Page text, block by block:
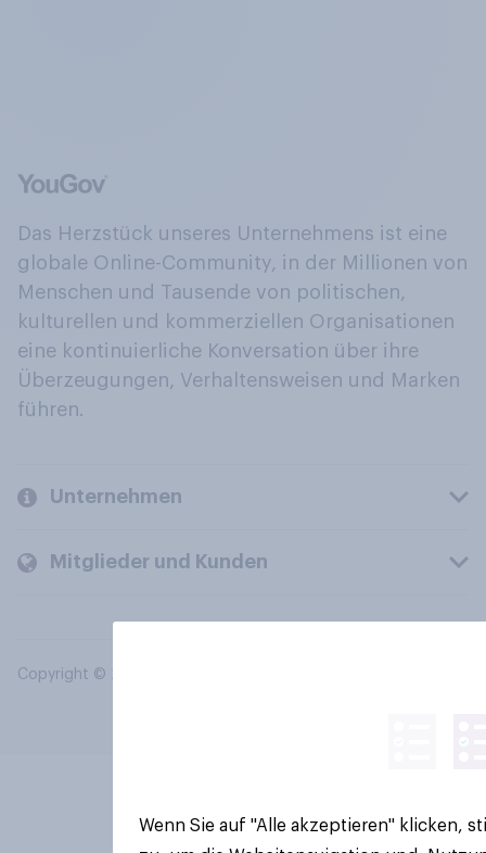
Das Herzstück unseres Unternehmens ist eine
globale Online-Community, in der Millionen von
Menschen und Tausende von politischen,
kulturellen und kommerziellen Organisationen
eine kontinuierliche Konversation über ihre
Überzeugungen, Verhaltensweisen und Marken
führen.
Unternehmen
Mitglieder und Kunden
Copyright © 2026 YouGov PLC. Alle Rechte vorbehalten.
Wenn Sie auf "Alle akzeptieren" klicken,